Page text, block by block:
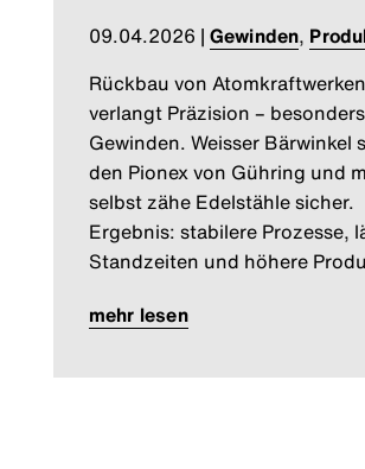
09.04.2026 | Gewinden,
Rückbau von Atomkraftwerken
verlangt Präzision –
Gewinden. Weisser Bärwinkel
den Pionex von Gühring und
selbst zähe Edelstähle sicher.
Ergebnis: stabilere Prozesse,
Standzeiten und höhere
mehr lesen